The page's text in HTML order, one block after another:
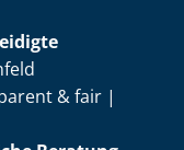
& fair |